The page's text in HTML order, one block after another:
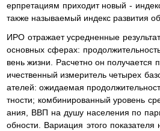
ерпретациям приходит новый -
также называемый индекс развития
ИРО отражает усредненные
основных сферах:
вень жизни. Расчетно он получается
ичественный измеритель четырех
ателей: ожидаемая
тности; комбинированный уровень
ания, ВВП на душу населения по
обности. Вариация этого показателя